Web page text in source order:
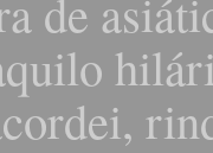
de